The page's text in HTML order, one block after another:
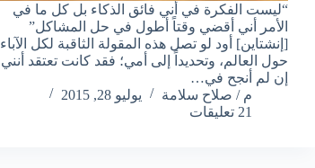
“ليست الفكرة في أني فائق الذكاء بل كل ما في
الأمر أني أقضي وقتاً أطول في حل المشاكل”
[إنشتاين] أود لو تصل هذه المقولة الثاقبة لكل الآباء
حول العالم، وتحديداً إلى أمي؛ فقد كانت تعتقد أنني
إن لم أنجح في…
م / صلاح سلامة
يوليو 28, 2015
21 تعليقات